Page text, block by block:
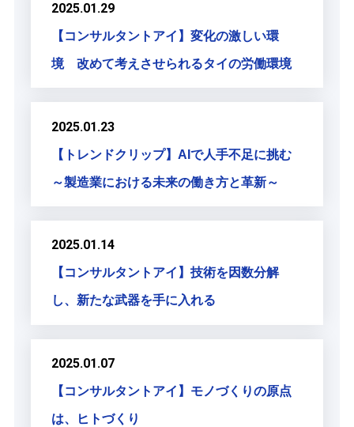
2025.01.29
【コンサルタントアイ】変化の激しい環
境 改めて考えさせられるタイの労働環境
2025.01.23
【トレンドクリップ】AIで人手不足に挑む
～製造業における未来の働き方と革新～
2025.01.14
【コンサルタントアイ】技術を因数分解
し、新たな武器を手に入れる
2025.01.07
【コンサルタントアイ】モノづくりの原点
は、ヒトづくり